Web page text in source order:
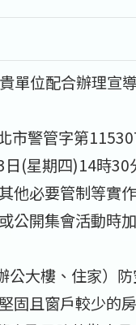
單位配合辦理宣
市警管字第
(星期四)14時
他必要管制等實
公開集會活動時
大樓、住家）
固且窗戶較少的